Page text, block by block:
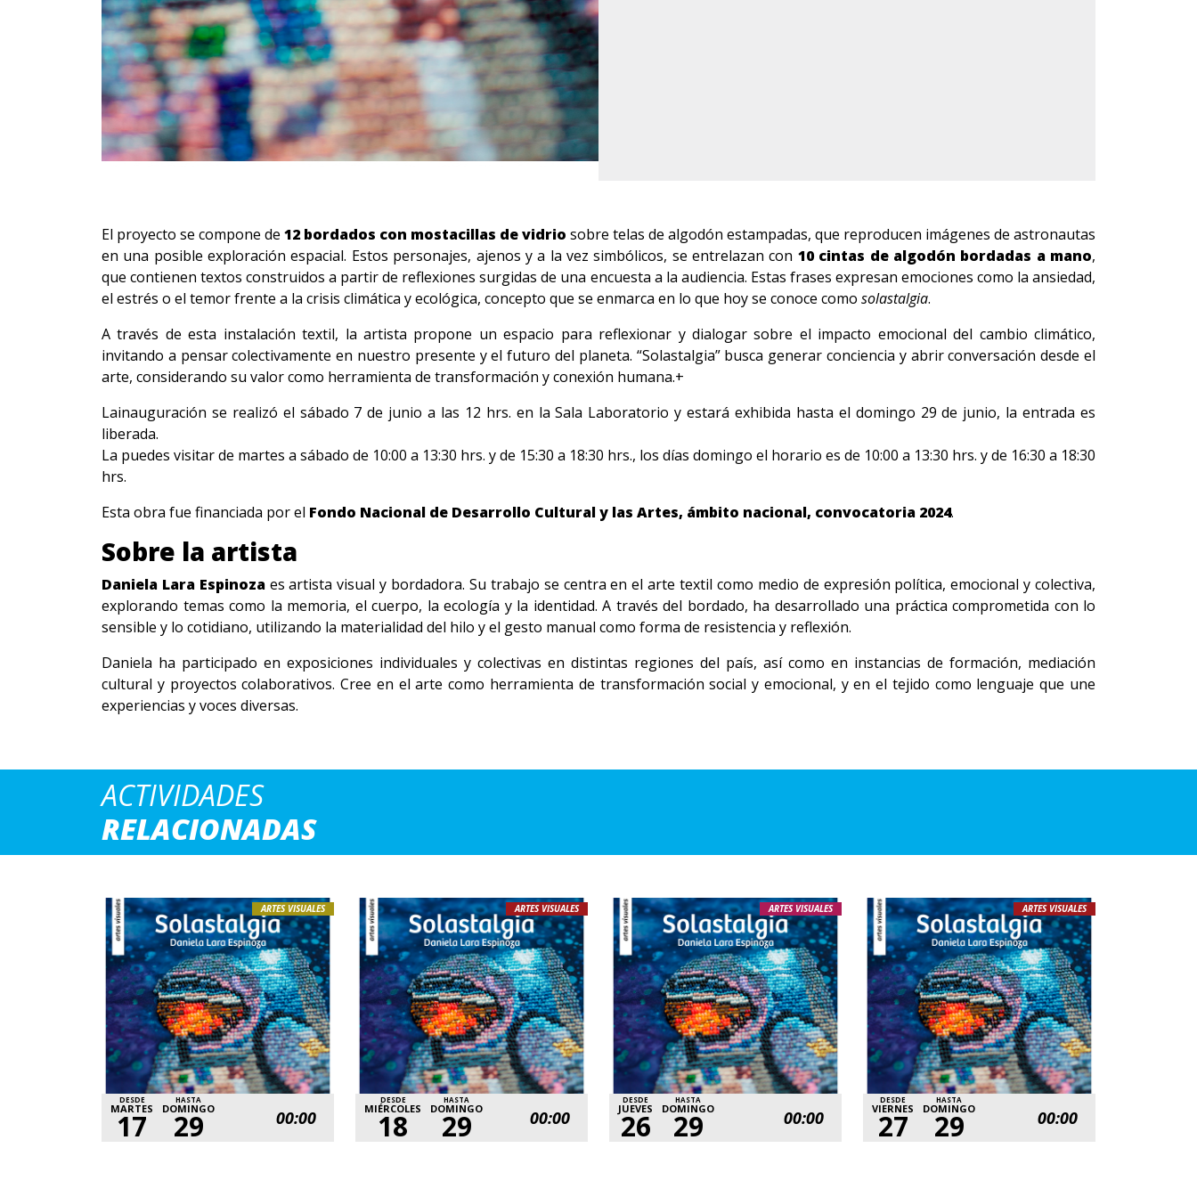
El proyecto se compone de 12 bordados con mostacillas de vidrio sobre telas de algodón estampadas, que reproducen imágenes de astronautas
en una posible exploración espacial. Estos personajes, ajenos y a la vez simbólicos, se entrelazan con 10 cintas de algodón bordadas a mano,
que contienen textos construidos a partir de reflexiones surgidas de una encuesta a la audiencia. Estas frases expresan emociones como la ansiedad,
el estrés o el temor frente a la crisis climática y ecológica, concepto que se enmarca en lo que hoy se conoce como solastalgia.
A través de esta instalación textil, la artista propone un espacio para reflexionar y dialogar sobre el impacto emocional del cambio climático,
invitando a pensar colectivamente en nuestro presente y el futuro del planeta. “Solastalgia” busca generar conciencia y abrir conversación desde el
arte, considerando su valor como herramienta de transformación y conexión humana.+
Lainauguración se realizó el sábado 7 de junio a las 12 hrs. en la Sala Laboratorio y estará exhibida hasta el domingo 29 de junio, la entrada es
liberada.
La puedes visitar de martes a sábado de 10:00 a 13:30 hrs. y de 15:30 a 18:30 hrs., los días domingo el horario es de 10:00 a 13:30 hrs. y de 16:30 a 18:30
hrs.
Esta obra fue financiada por el Fondo Nacional de Desarrollo Cultural y las Artes, ámbito nacional, convocatoria 2024.
Sobre la artista
Daniela Lara Espinozaes artista visual y bordadora. Su trabajo se centra en el arte textil como medio de expresión política, emocional y colectiva,
explorando temas como la memoria, el cuerpo, la ecología y la identidad. A través del bordado, ha desarrollado una práctica comprometida con lo
sensible y lo cotidiano, utilizando la materialidad del hilo y el gesto manual como forma de resistencia y reflexión.
Daniela ha participado en exposiciones individuales y colectivas en distintas regiones del país, así como en instancias de formación, mediación
cultural y proyectos colaborativos. Cree en el arte como herramienta de transformación social y emocional, y en el tejido como lenguaje que une
experiencias y voces diversas.
ACTIVIDADES
RELACIONADAS
ARTES VISUALES
DESDE
MARTES
17
HASTA
DOMINGO
29 00:00
ARTES VISUALES
DESDE
MIÉRCOLES
18
HASTA
DOMINGO
29 00:00
ARTES VISUALES
DESDE
JUEVES
26
HASTA
DOMINGO
29 00:00
ARTES VISUALES
DESDE
VIERNES
27
HASTA
DOMINGO
29 00:00